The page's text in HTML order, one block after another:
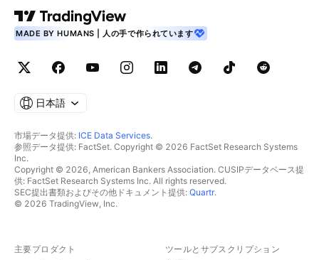
MADE BY HUMANS | 人の手で作られています
日本語
市場データ提供: ICE Data Services.
参照データ提供: FactSet. Copyright © 2026 FactSet Research Systems
Inc.
Copyright © 2026, American Bankers Association. CUSIPデータベース提
供: FactSet Research Systems Inc. All rights reserved.
SEC提出書類およびその他ドキュメント提供: Quartr.
© 2026 TradingView, Inc.
主要プロダクト ツールとサブスクリプション